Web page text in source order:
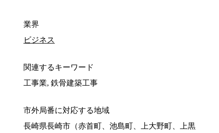
業界
ビジネス
関連するキーワード
工事業, 鉄骨建築工事
市外局番に対応する地域
長崎県長崎市（赤首町、池島町、上大野町、上黒